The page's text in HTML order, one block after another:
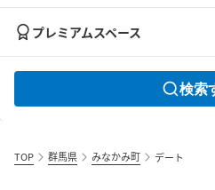
プレミアムスペース
検索
TOP 群馬県 みなかみ町 デート